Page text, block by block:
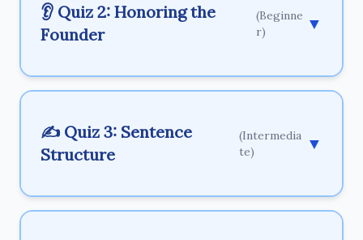
👂 Quiz 2: Honoring the
Founder
(Beginne
r)
▼
✍️ Quiz 3: Sentence
Structure
(Intermedia
te)
▼